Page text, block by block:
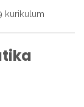
kurikulum